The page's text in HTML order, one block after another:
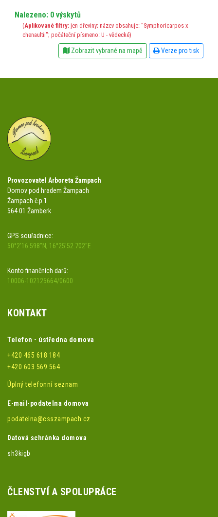
Nalezeno: 0 výskytů
(Aplikované filtry: jen dřeviny; název obsahuje: "Symphoricarpos x
chenaultii"; počáteční písmeno: U - vědecké)
Zobrazit vybrané na mapě Verze pro tisk
Provozovatel Arboreta Žampach
Domov pod hradem Žampach
Žampach č.p.1
564 01 Žamberk
GPS souřadnice:
50°2'16.598"N, 16°25'52.702"E
Konto finančních darů:
10006-102125664/0600
KONTAKT
Telefon - ústředna domova
+420 465 618 184
+420 603 569 564
Úplný telefonní seznam
E-mail-podatelna domova
podatelna@csszampach.cz
Datová schránka domova
sh3kigb
ČLENSTVÍ A SPOLUPRÁCE